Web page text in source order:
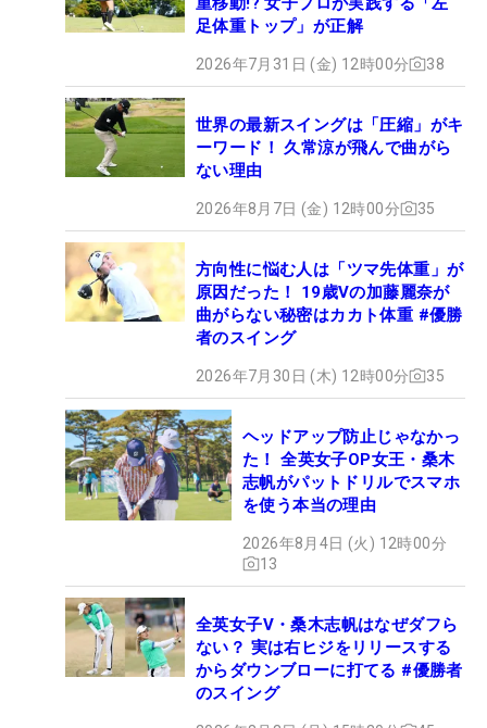
足体重トップ」が正解
2026年7月31日 (金) 12時00分 38
世界の最新スイングは「圧縮」がキ
ーワード！ 久常涼が飛んで曲がら
ない理由
2026年8月7日 (金) 12時00分 35
方向性に悩む人は「ツマ先体重」が
原因だった！ 19歳Vの加藤麗奈が
曲がらない秘密はカカト体重 #優勝
者のスイング
2026年7月30日 (木) 12時00分 35
ヘッドアップ防止じゃなかっ
た！ 全英女子OP女王・桑木
志帆がパットドリルでスマホ
を使う本当の理由
2026年8月4日 (火) 12時00分
13
全英女子V・桑木志帆はなぜダフら
ない？ 実は右ヒジをリリースする
からダウンブローに打てる #優勝者
のスイング